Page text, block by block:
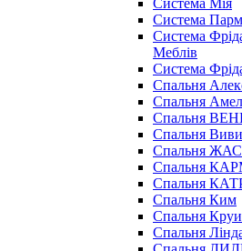
Система
Система
Меблів
Система
Спальня
Спальня
Спальня
Спальня
Спальня
Спальня
Спальня
Спальня Ким
Спальня
Спальня